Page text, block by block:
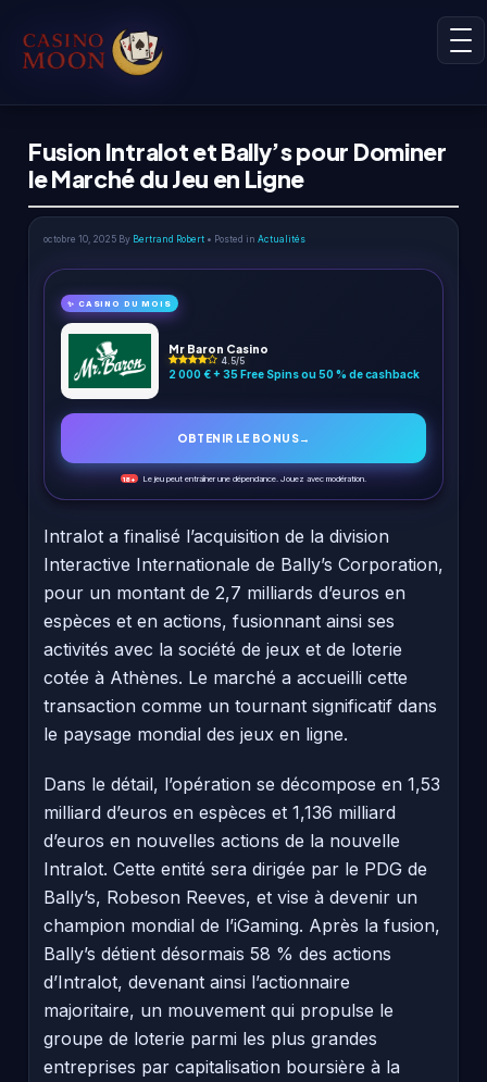
Fusion Intralot et Bally’s pour Dominer
le Marché du Jeu en Ligne
octobre 10, 2025 By Bertrand Robert • Posted in Actualités
✨ CASINO DU MOIS
Mr Baron Casino
4.5/5
2 000 € + 35 Free Spins ou 50 % de cashback
OBTENIR LE BONUS→
18+ Le jeu peut entraîner une dépendance. Jouez avec modération.
Intralot a finalisé l’acquisition de la division
Interactive Internationale de Bally’s Corporation,
pour un montant de 2,7 milliards d’euros en
espèces et en actions, fusionnant ainsi ses
activités avec la société de jeux et de loterie
cotée à Athènes. Le marché a accueilli cette
transaction comme un tournant significatif dans
le paysage mondial des jeux en ligne.
Dans le détail, l’opération se décompose en 1,53
milliard d’euros en espèces et 1,136 milliard
d’euros en nouvelles actions de la nouvelle
Intralot. Cette entité sera dirigée par le PDG de
Bally’s, Robeson Reeves, et vise à devenir un
champion mondial de l’iGaming. Après la fusion,
Bally’s détient désormais 58 % des actions
d’Intralot, devenant ainsi l’actionnaire
majoritaire, un mouvement qui propulse le
groupe de loterie parmi les plus grandes
entreprises par capitalisation boursière à la